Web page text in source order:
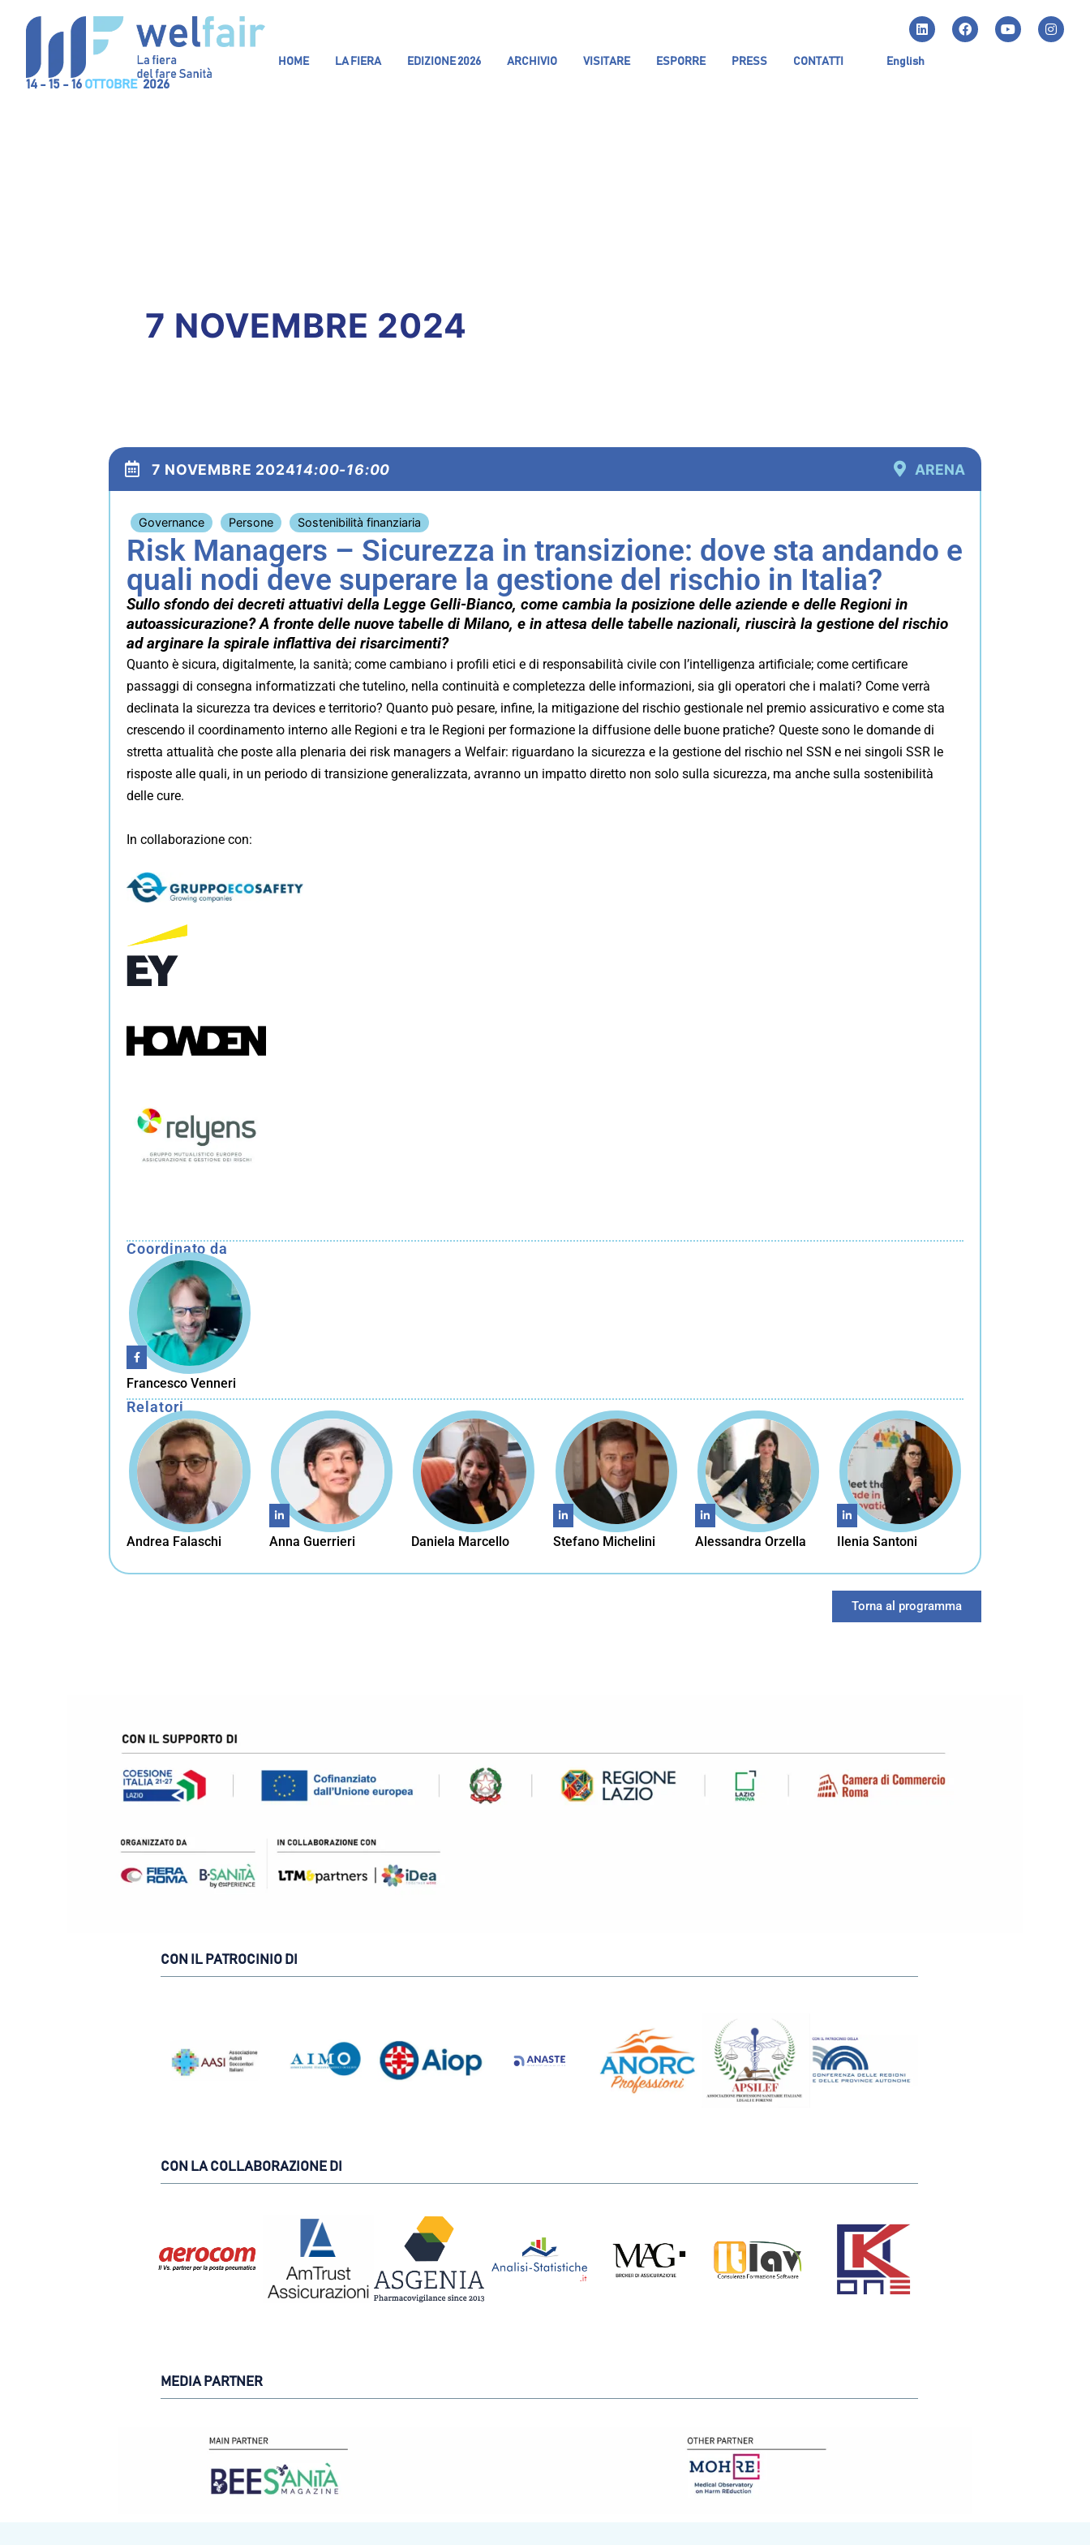
14 - 15 - 16 OTTOBRE 2026
HOME LA FIERA EDIZIONE 2026 ARCHIVIO VISITARE ESPORRE PRESS CONTATTI English
7 NOVEMBRE 2024
7 NOVEMBRE 202414:00-16:00 ARENA
Governance Persone Sostenibilità finanziaria
Risk Managers – Sicurezza in transizione: dove sta andando e
quali nodi deve superare la gestione del rischio in Italia?
Sullo sfondo dei decreti attuativi della Legge Gelli-Bianco, come cambia la posizione delle aziende e delle Regioni in
autoassicurazione? A fronte delle nuove tabelle di Milano, e in attesa delle tabelle nazionali, riuscirà la gestione del rischio
ad arginare la spirale inflattiva dei risarcimenti?
Quanto è sicura, digitalmente, la sanità; come cambiano i profili etici e di responsabilità civile con l’intelligenza artificiale; come certificare
passaggi di consegna informatizzati che tutelino, nella continuità e completezza delle informazioni, sia gli operatori che i malati? Come verrà
declinata la sicurezza tra devices e territorio? Quanto può pesare, infine, la mitigazione del rischio gestionale nel premio assicurativo e come sta
crescendo il coordinamento interno alle Regioni e tra le Regioni per formazione la diffusione delle buone pratiche? Queste sono le domande di
stretta attualità che poste alla plenaria dei risk managers a Welfair: riguardano la sicurezza e la gestione del rischio nel SSN e nei singoli SSR le
risposte alle quali, in un periodo di transizione generalizzata, avranno un impatto diretto non solo sulla sicurezza, ma anche sulla sostenibilità
delle cure.
In collaborazione con:
Coordinato da
Francesco Venneri
Relatori
Andrea Falaschi Anna Guerrieri Daniela Marcello Stefano Michelini Alessandra Orzella Ilenia Santoni
Torna al programma
CON IL PATROCINIO DI
CON LA COLLABORAZIONE DI
MEDIA PARTNER